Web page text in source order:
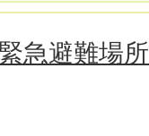
急避難場